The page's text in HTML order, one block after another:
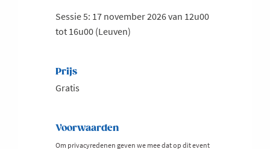
Sessie 5: 17 november 2026 van 12u00
tot 16u00 (Leuven)
Prijs
Gratis
Voorwaarden
Om privacyredenen geven we mee dat op dit event